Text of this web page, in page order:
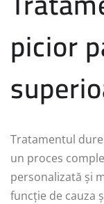
picior
Tratamentul
un proces
personalizată și
funcție de cauza